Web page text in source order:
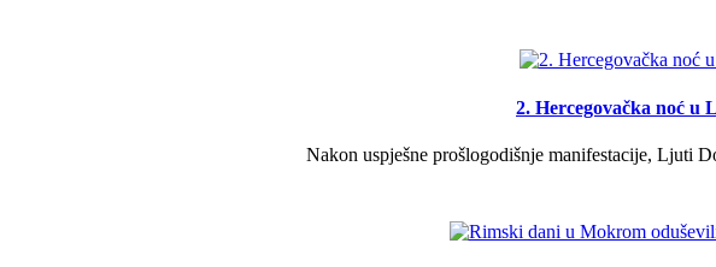
2. Hercegovačka noć u
Nakon uspješne prošlogodišnje manifestacije, Ljuti